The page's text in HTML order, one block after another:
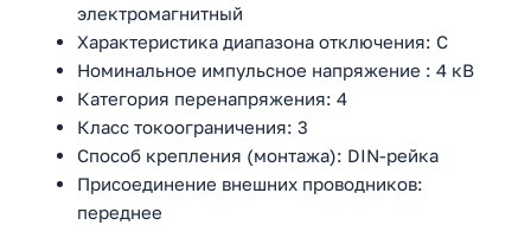
электромагнитный
Характеристика диапазона отключения: C
Номинальное импульсное напряжение : 4 кВ
Категория перенапряжения: 4
Класс токоограничения: 3
Способ крепления (монтажа): DIN-рейка
Присоединение внешних проводников:
переднее